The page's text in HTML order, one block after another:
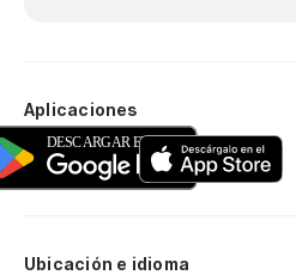
Aplicaciones
Ubicación e idioma